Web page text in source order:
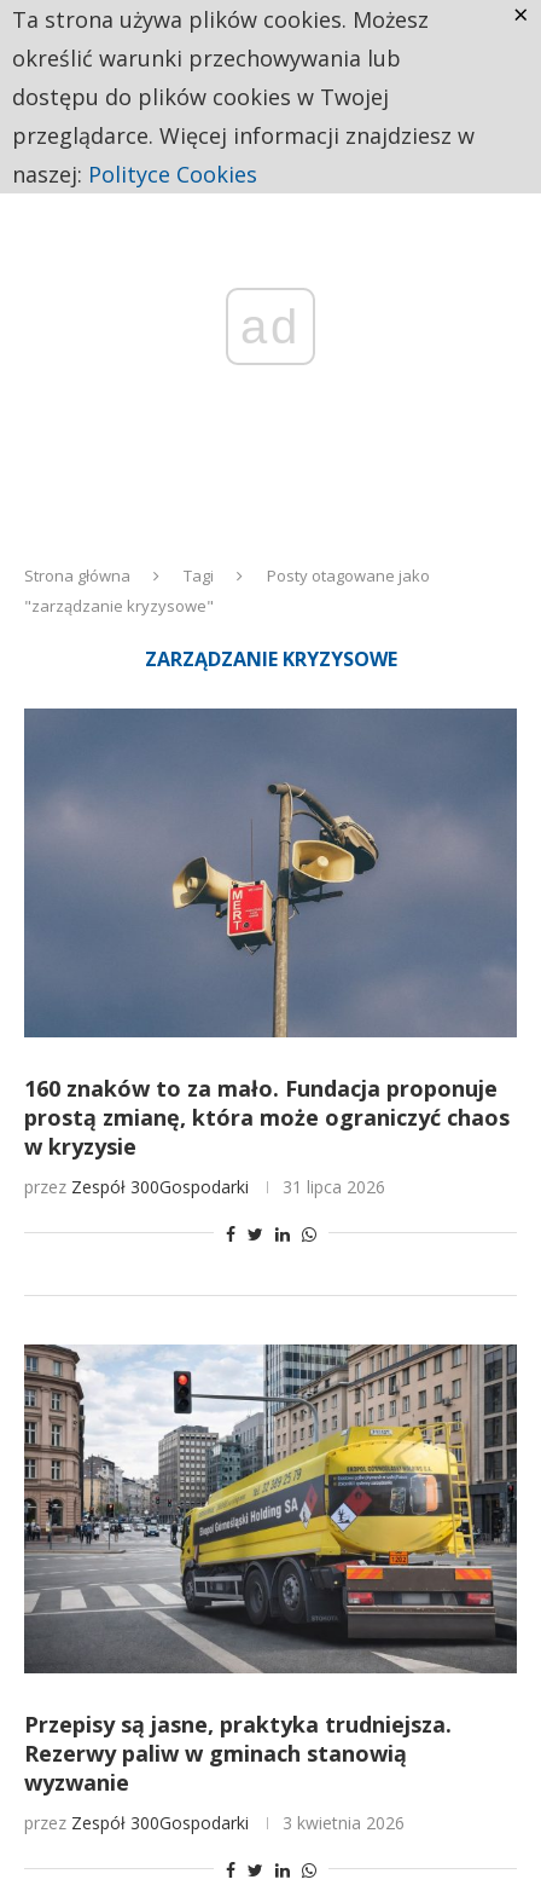
ad
Strona główna Tagi
Posty otagowane jako
"zarządzanie kryzysowe"
ZARZĄDZANIE KRYZYSOWE
160 znaków to za mało. Fundacja proponuje
prostą zmianę, która może ograniczyć chaos
w kryzysie
przez Zespół 300Gospodarki 31 lipca 2026
Przepisy są jasne, praktyka trudniejsza.
Rezerwy paliw w gminach stanowią
wyzwanie
przez Zespół 300Gospodarki 3 kwietnia 2026
Ta strona używa plików cookies. Możesz
określić warunki przechowywania lub
dostępu do plików cookies w Twojej
przeglądarce. Więcej informacji znajdziesz w
naszej: Polityce Cookies
×